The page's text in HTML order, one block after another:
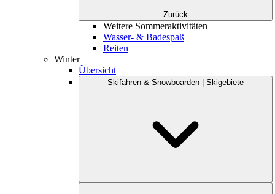
Zurück
Weitere Sommeraktivitäten
Wasser- & Badespaß
Reiten
Winter
Übersicht
Skifahren & Snowboarden | Skigebiete